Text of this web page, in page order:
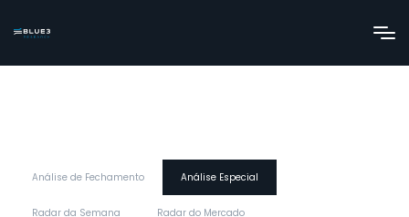
Análise de Fechamento Análise Especial
Radar da Semana Radar do Mercado